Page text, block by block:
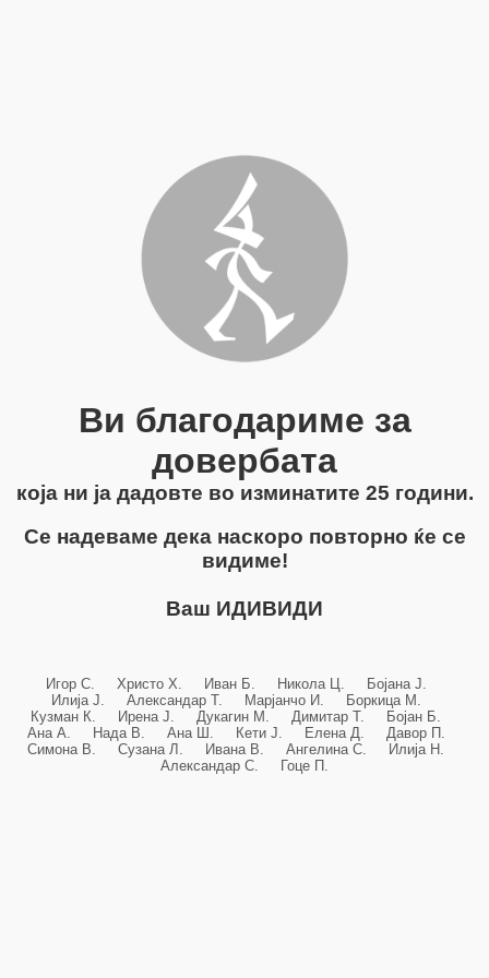
Ви благодариме за
довербата
која ни ја дадовте во изминатите 25 години.
Се надеваме дека наскоро повторно ќе се
видиме!
Ваш ИДИВИДИ
Игор С. Христо Х. Иван Б. Никола Ц. Бојана Ј.
Илија Ј. Александар Т. Марјанчо И. Боркица М.
Кузман К. Ирена Ј. Дукагин М. Димитар Т. Бојан Б.
Ана А. Нада В. Ана Ш. Кети Ј. Елена Д. Давор П.
Симона В. Сузана Л. Ивана В. Ангелина С. Илија Н.
Александар С. Гоце П.